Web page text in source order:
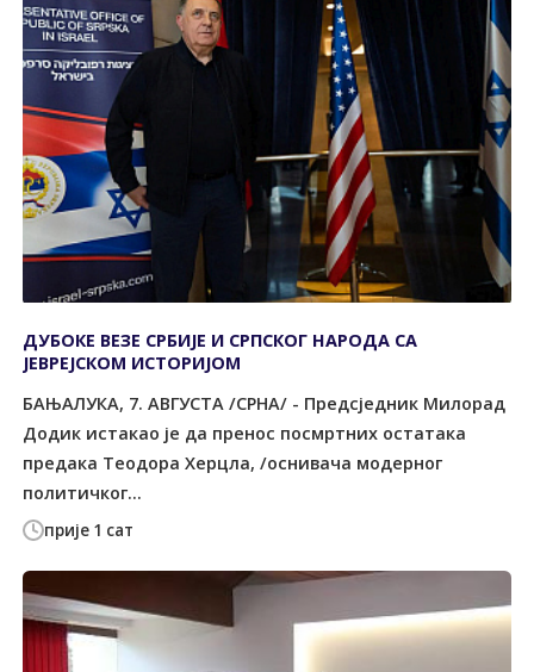
прије 1 сат
ДУБОКЕ ВЕЗЕ СРБИЈЕ И СРПСКОГ НАРОДА СА
ЈЕВРЕЈСКОМ ИСТОРИЈОМ
БАЊАЛУКА, 7. АВГУСТА /СРНА/ - Предсједник Милорад
Додик истакао је да пренос посмртних остатака
предака Теодора Херцла, /оснивача модерног
политичког...